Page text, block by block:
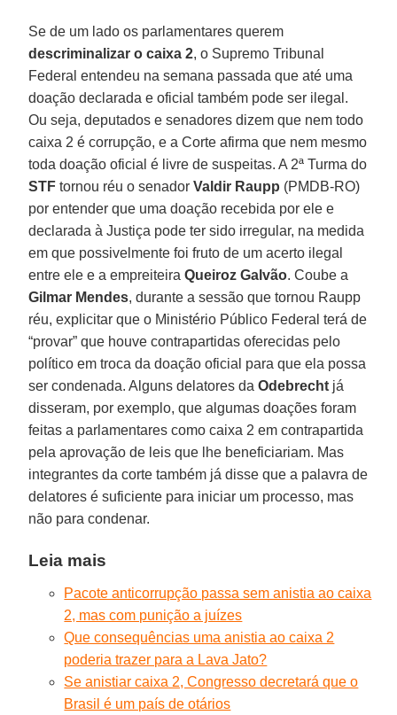
Se de um lado os parlamentares querem
descriminalizar o caixa 2, o Supremo Tribunal
Federal entendeu na semana passada que até uma
doação declarada e oficial também pode ser ilegal.
Ou seja, deputados e senadores dizem que nem todo
caixa 2 é corrupção, e a Corte afirma que nem mesmo
toda doação oficial é livre de suspeitas. A 2ª Turma do
STF tornou réu o senadorValdir Raupp (PMDB-RO)
por entender que uma doação recebida por ele e
declarada à Justiça pode ter sido irregular, na medida
em que possivelmente foi fruto de um acerto ilegal
entre ele e a empreiteiraQueiroz Galvão. Coube a
Gilmar Mendes, durante a sessão que tornou Raupp
réu, explicitar que o Ministério Público Federal terá de
“provar” que houve contrapartidas oferecidas pelo
político em troca da doação oficial para que ela possa
ser condenada. Alguns delatores daOdebrecht já
disseram, por exemplo, que algumas doações foram
feitas a parlamentares como caixa 2 em contrapartida
pela aprovação de leis que lhe beneficiariam. Mas
integrantes da corte também já disse que a palavra de
delatores é suficiente para iniciar um processo, mas
não para condenar.
Leia mais
Pacote anticorrupção passa sem anistia ao caixa
2, mas com punição a juízes
Que consequências uma anistia ao caixa 2
poderia trazer para a Lava Jato?
Se anistiar caixa 2, Congresso decretará que o
Brasil é um país de otários